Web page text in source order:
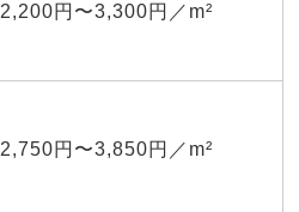
2,200円〜3,300円／m²
2,750円〜3,850円／m²